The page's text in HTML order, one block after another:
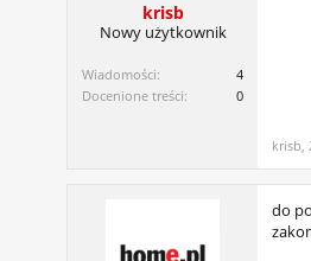
krisb
Nowy użytkownik
Wiadomości:
4
Docenione treści:
0
krisb,
do